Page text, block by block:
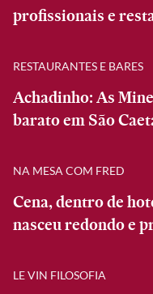
profissionais e
RESTAURANTES E BARES
Achadinho: As
barato em São
NA MESA COM FRED
Cena, dentro de
nasceu redondo e
LE VIN FILOSOFIA